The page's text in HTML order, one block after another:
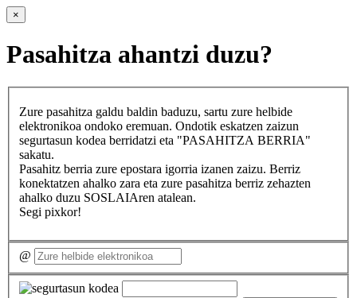
×
Pasahitza ahantzi duzu?
Zure pasahitza galdu baldin baduzu, sartu zure helbide
elektronikoa ondoko eremuan. Ondotik eskatzen zaizun
segurtasun kodea berridatzi eta "PASAHITZA BERRIA"
sakatu.
Pasahitz berria zure epostara igorria izanen zaizu. Berriz
konektatzen ahalko zara eta zure pasahitza berriz zehazten
ahalko duzu SOSLAIAren atalean.
Segi pixkor!
@